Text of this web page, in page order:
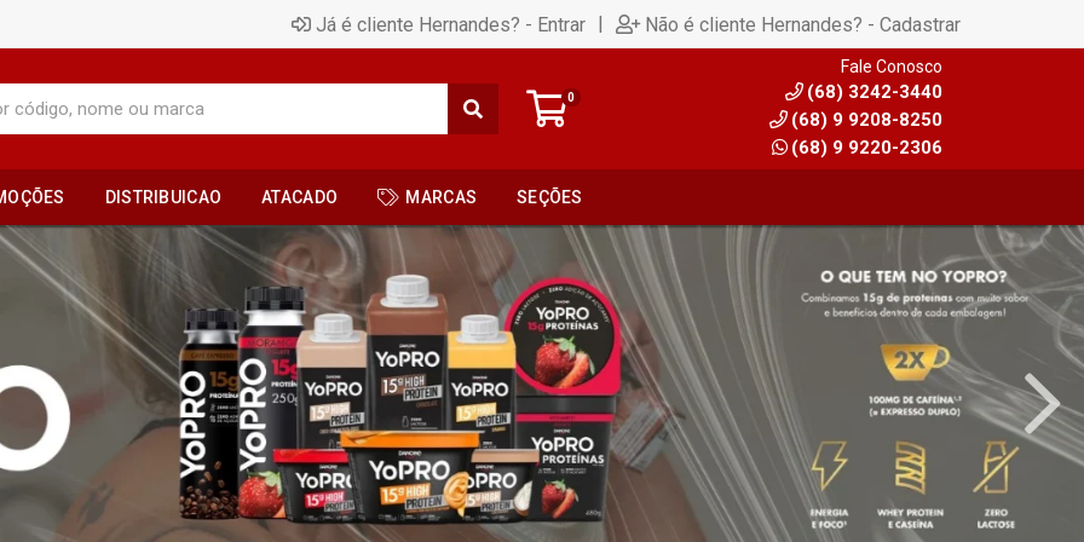
Já é cliente Hernandes? - Entrar | Não é cliente Hernandes? - Cadastrar
0
Fale Conosco
(68) 3242-3440
(68) 9 9208-8250
(68) 9 9220-2306
DISTRIBUICAO ATACADO MARCAS SEÇÕES